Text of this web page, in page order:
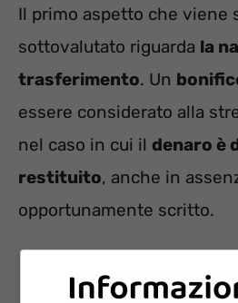
Il primo aspetto che viene
sottovalutato riguarda la
trasferimento. Un
essere considerato alla
nel caso in cui il denaro è
restituito, anche in
opportunamente scritto.